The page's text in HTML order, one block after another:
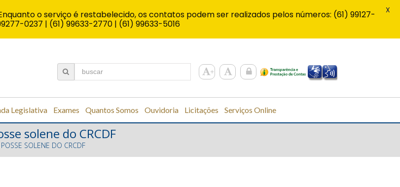
Legislativa Exames Quantos Somos Ouvidoria Licitações Serviços Online
solene do CRCDF
SOLENE DO CRCDF
o serviço é restabelecido, os contatos podem ser realizados pelos números: (61) 99127-
0237 | (61) 99633-2770 | (61) 99633-5016
X